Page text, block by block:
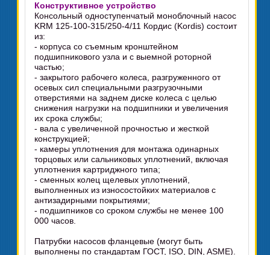
Конструктивное устройство
Консольный одноступенчатый моноблочный насос
KRM 125-100-315/250-4/11 Кордис (Kordis) состоит
из:
- корпуса со съемным кронштейном
подшипникового узла и с выемной роторной
частью;
- закрытого рабочего колеса, разгруженного от
осевых сил специальными разгрузочными
отверстиями на заднем диске колеса с целью
снижения нагрузки на подшипники и увеличения
их срока службы;
- вала с увеличенной прочностью и жесткой
конструкцией;
- камеры уплотнения для монтажа одинарных
торцовых или сальниковых уплотнений, включая
уплотнения картриджного типа;
- сменных колец щелевых уплотнений,
выполненных из износостойких материалов с
антизадирными покрытиями;
- подшипников со сроком службы не менее 100
000 часов.
Патрубки насосов фланцевые (могут быть
выполнены по стандартам ГОСТ, ISO, DIN, ASME).